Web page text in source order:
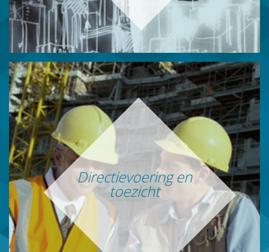
Directievoering en
toezicht